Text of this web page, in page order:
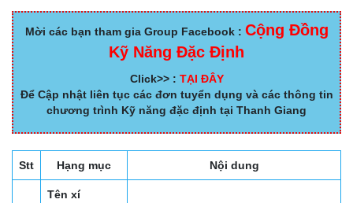
Mời các bạn tham gia Group Facebook : Cộng Đồng
Kỹ Năng Đặc Định
Click>> : TẠI ĐÂY
Để Cập nhật liên tục các đơn tuyển dụng và các thông tin
chương trình Kỹ năng đặc định tại Thanh Giang
Stt Hạng mục Nội dung
Tên xí